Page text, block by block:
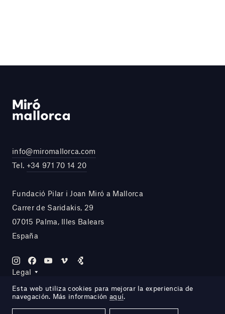
info@miromallorca.com
Tel. +34 971 70 14 20
Fundació Pilar i Joan Miró a Mallorca
Carrer de Saridakis, 29
07015 Palma, Illes Balears
España
Legal
Site by DOMO—A
Esta web utiliza cookies para mejorar la experiencia de
navegación. Más información aquí.